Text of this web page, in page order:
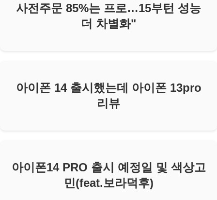
사전주문 85%는 프로…15부턴 성능
더 차별화"
아이폰 14 출시했는데 아이폰 13pro
리뷰
아이폰14 PRO 출시 예정일 및 색상고
민(feat.보라덕후)